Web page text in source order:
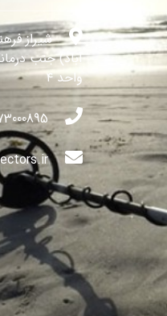
شیراز
آباد) جنب
واحد ۴